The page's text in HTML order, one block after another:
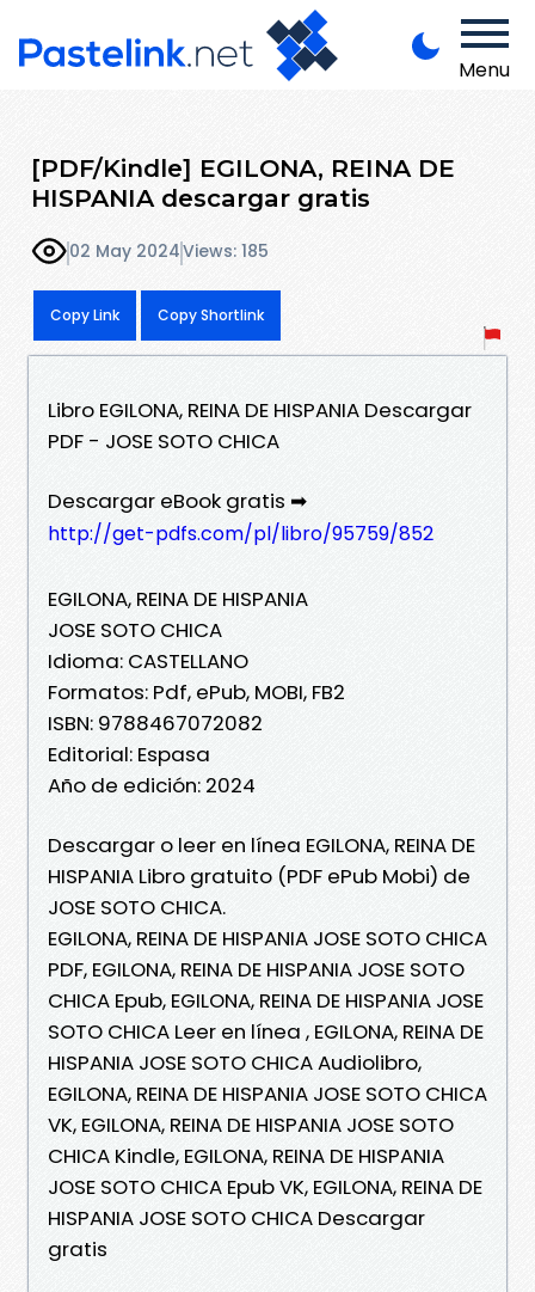
Menu
[PDF/Kindle] EGILONA, REINA DE
HISPANIA descargar gratis
02 May 2024Views: 185
Copy Link Copy Shortlink
Libro EGILONA, REINA DE HISPANIA Descargar
PDF - JOSE SOTO CHICA
Descargar eBook gratis ➡
http://get-pdfs.com/pl/libro/95759/852
EGILONA, REINA DE HISPANIA
JOSE SOTO CHICA
Idioma: CASTELLANO
Formatos: Pdf, ePub, MOBI, FB2
ISBN: 9788467072082
Editorial: Espasa
Año de edición: 2024
Descargar o leer en línea EGILONA, REINA DE
HISPANIA Libro gratuito (PDF ePub Mobi) de
JOSE SOTO CHICA.
EGILONA, REINA DE HISPANIA JOSE SOTO CHICA
PDF, EGILONA, REINA DE HISPANIA JOSE SOTO
CHICA Epub, EGILONA, REINA DE HISPANIA JOSE
SOTO CHICA Leer en línea , EGILONA, REINA DE
HISPANIA JOSE SOTO CHICA Audiolibro,
EGILONA, REINA DE HISPANIA JOSE SOTO CHICA
VK, EGILONA, REINA DE HISPANIA JOSE SOTO
CHICA Kindle, EGILONA, REINA DE HISPANIA
JOSE SOTO CHICA Epub VK, EGILONA, REINA DE
HISPANIA JOSE SOTO CHICA Descargar
gratis